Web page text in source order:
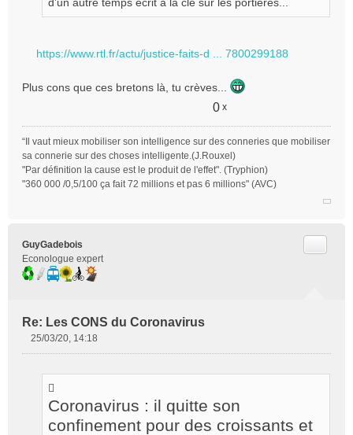
https://www.rtl.fr/actu/justice-faits-d ... 7800299188
Plus cons que ces bretons là, tu crèves...
0 x
“Il vaut mieux mobiliser son intelligence sur des conneries que mobiliser
sa connerie sur des choses intelligente.(J.Rouxel)
"Par définition la cause est le produit de l'effet". (Tryphion)
"360 000 /0,5/100 ça fait 72 millions et pas 6 millions" (AVC)
GuyGadebois
Econologue expert
Re: Les CONS du Coronavirus
25/03/20, 14:18
Coronavirus : il quitte son
confinement pour des croissants et